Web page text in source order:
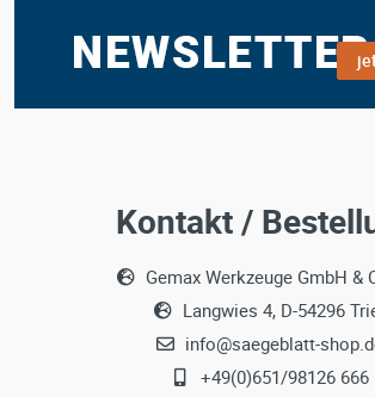
Kontakt /
Gemax Werkzeuge GmbH &
Langwies 4, D-54296
info@saegeblatt-
+49(0)651/98126 666